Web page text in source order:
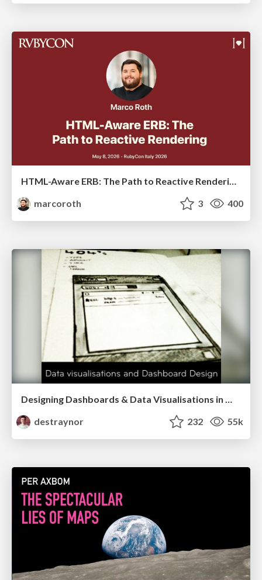
HTML-Aware ERB: The Path to Reactive Rendering @ RubyCon 2026, Rimini, Italy
marcoroth
3 400
Designing Dashboards & Data Visualisations in Web Apps
destraynor
232 55k